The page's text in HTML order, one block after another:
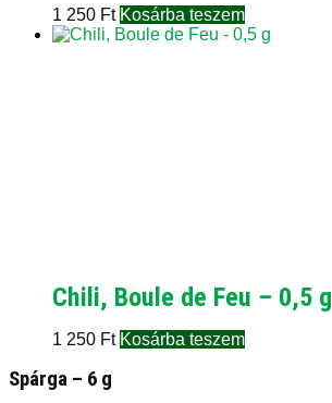
1 250 Ft Kosárba teszem
Chili, Boule de Feu – 0,5 g
1 250 Ft Kosárba teszem
Spárga – 6 g